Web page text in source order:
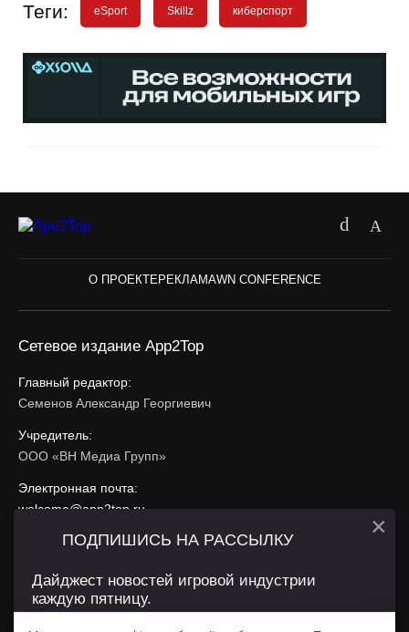
Теги: eSport Skillz киберспорт
О ПРОЕКТЕ РЕКЛАМАWN CONFERENCE
Сетевое издание App2Top
Главный редактор:
Семенов Александр Георгиевич
Учредитель:
ООО «ВН Медиа Групп»
Электронная почта:
welcome@app2top.ru
При использовании материалов активная ссылка на
Сайт использует IP адреса, cookie, данные геолокации
ПОДПИШИСЬ НА РАССЫЛКУ
Дайджест новостей игровой индустрии
каждую пятницу.
×